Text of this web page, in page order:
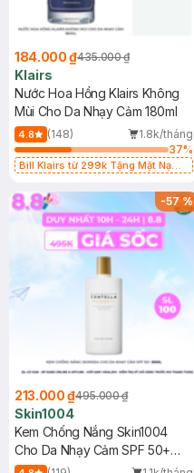
184.000 ₫435.000 ₫
Klairs
Nước Hoa Hồng Klairs Không
Mùi Cho Da Nhạy Cảm 180ml
4.8 (148)
1.8k/tháng
37%
Bill Klairs từ 299k Tặng Mặt Nạ
25ml (SL Có Hạn)
-57%
213.000 ₫495.000 ₫
Skin1004
Kem Chống Nắng Skin1004
Cho Da Nhạy Cảm SPF 50+
50ml